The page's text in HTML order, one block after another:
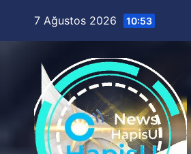
7 Ağustos 2026 10:53